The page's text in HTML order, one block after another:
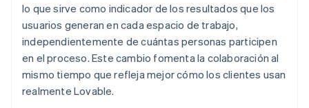
lo que sirve como indicador de los resultados que los
usuarios generan en cada espacio de trabajo,
independientemente de cuántas personas participen
en el proceso. Este cambio fomenta la colaboración al
mismo tiempo que refleja mejor cómo los clientes usan
realmente Lovable.